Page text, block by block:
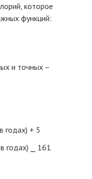
которое
функций:
и точных –
годах) + 5
годах) ⎯ 161